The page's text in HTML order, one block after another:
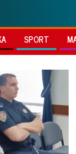
SPORT